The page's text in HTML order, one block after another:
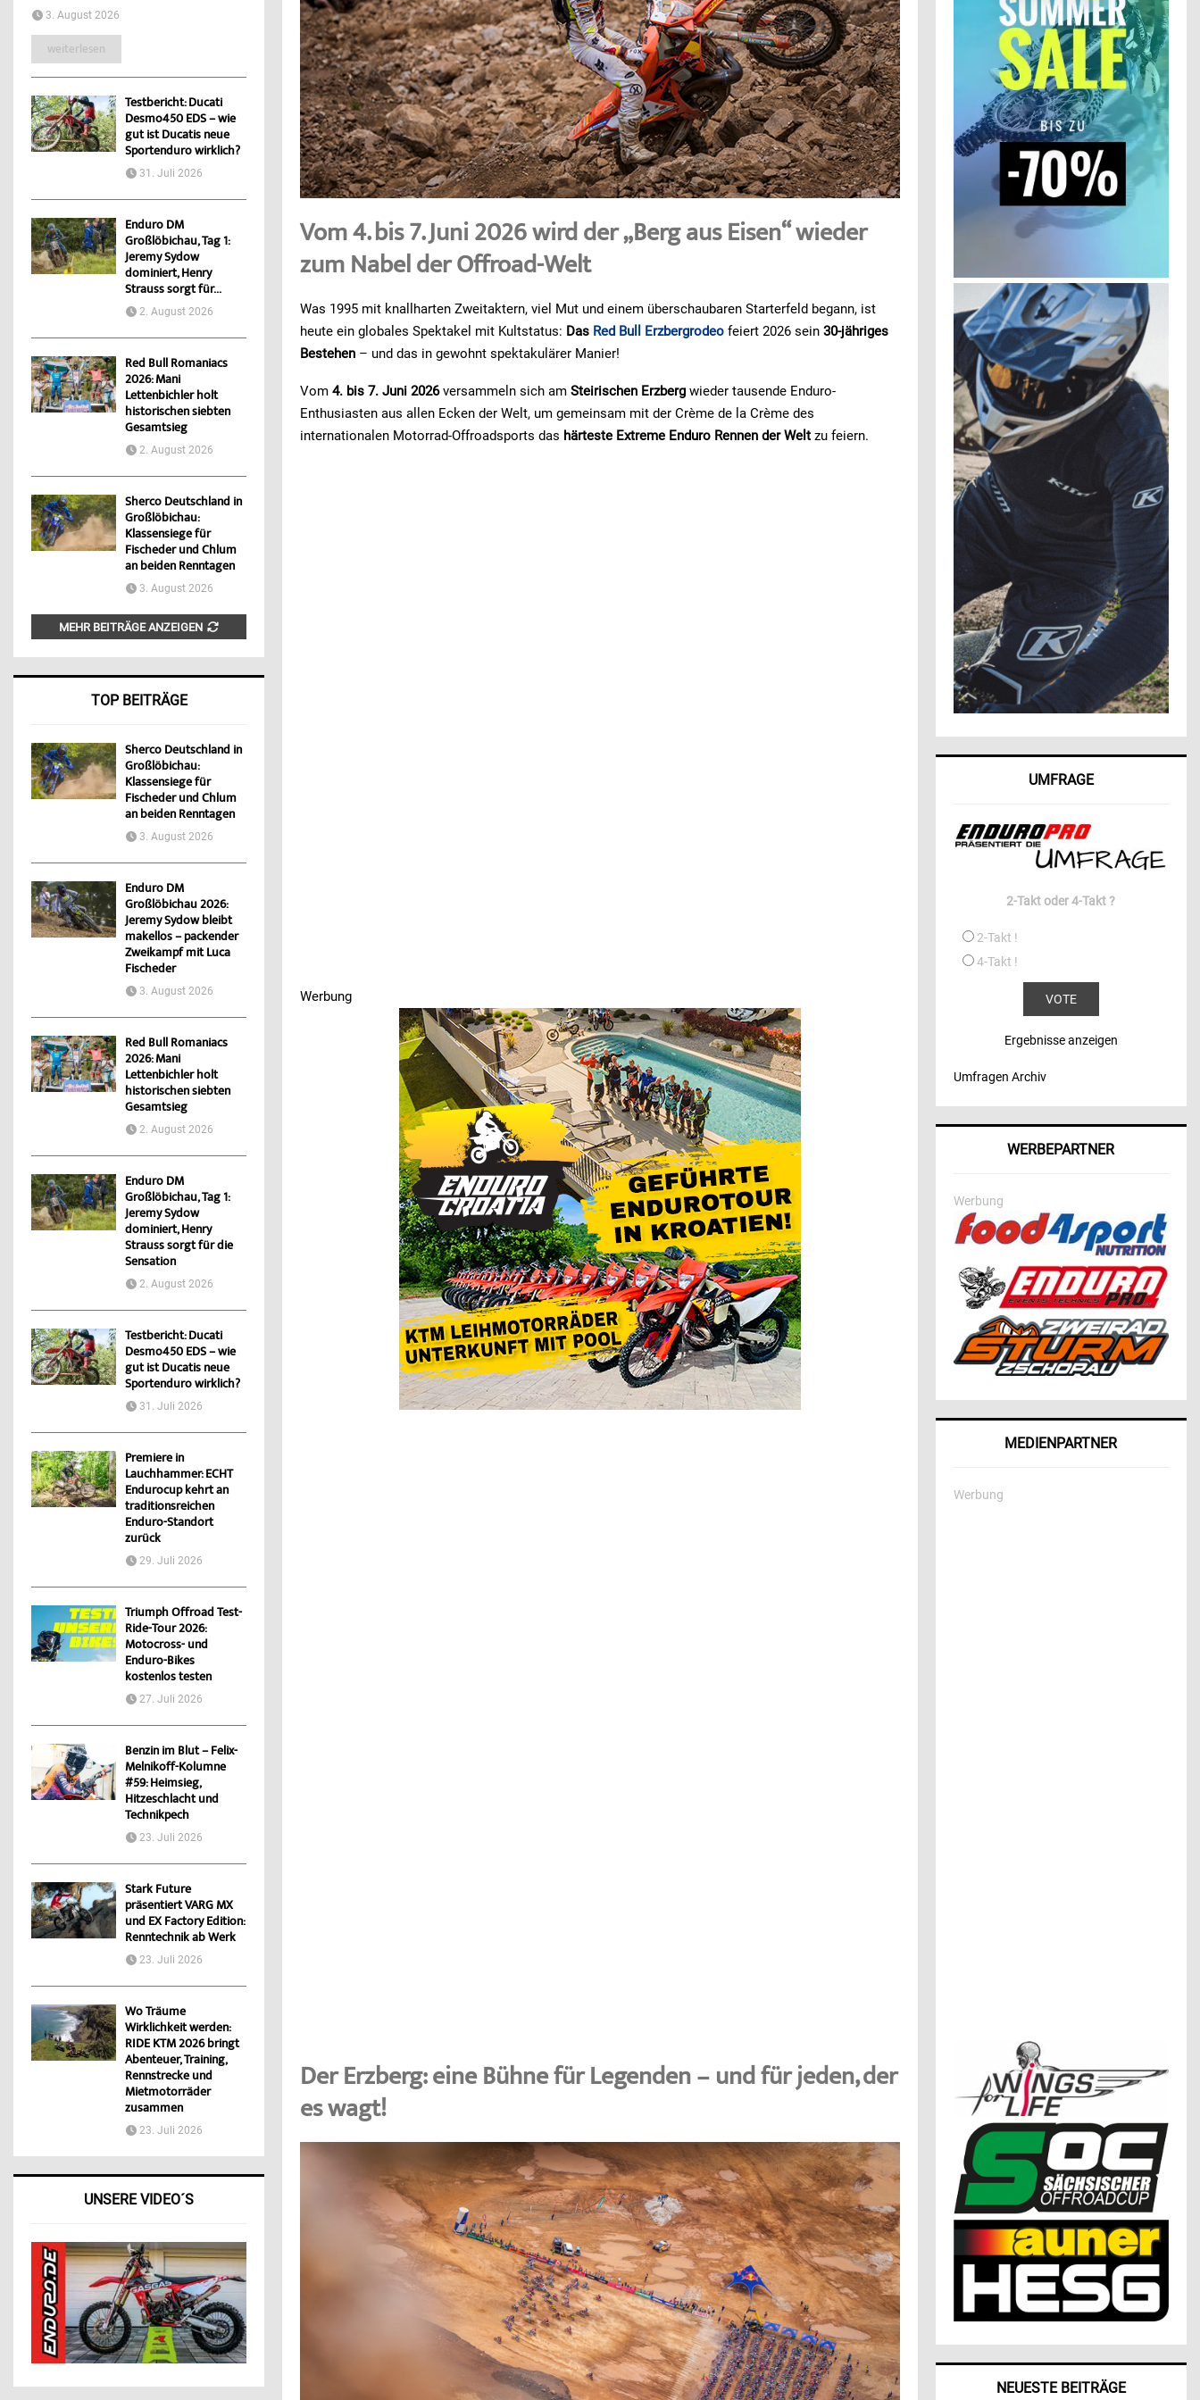
Vom 4. bis 7. Juni 2026 wird der „Berg aus Eisen“ wieder
zum Nabel der Offroad-Welt
Was 1995 mit knallharten Zweitaktern, viel Mut und einem überschaubaren Starterfeld begann, ist
heute ein globales Spektakel mit Kultstatus: Das Red Bull Erzbergrodeo feiert 2026 sein30-jähriges
Bestehen – und das in gewohnt spektakulärer Manier!
Vom4. bis 7. Juni 2026versammeln sich amSteirischen Erzberg wieder tausende Enduro-
Enthusiasten aus allen Ecken der Welt, um gemeinsam mit der Crème de la Crème des
internationalen Motorrad-Offroadsports das härteste Extreme Enduro Rennen der Welt zu feiern.
Werbung
Der Erzberg: eine Bühne für Legenden – und für jeden, der
es wagt!
Werbung
3. August 2026
weiterlesen
Testbericht: Ducati
Desmo450 EDS – wie
gut ist Ducatis neue
Sportenduro wirklich?
31. Juli 2026
Enduro DM
Großlöbichau, Tag 1:
Jeremy Sydow
dominiert, Henry
Strauss sorgt für...
2. August 2026
Red Bull Romaniacs
2026: Mani
Lettenbichler holt
historischen siebten
Gesamtsieg
2. August 2026
Sherco Deutschland in
Großlöbichau:
Klassensiege für
Fischeder und Chlum
an beiden Renntagen
3. August 2026
MEHR BEITRÄGE ANZEIGEN
TOP BEITRÄGE
Sherco Deutschland in
Großlöbichau:
Klassensiege für
Fischeder und Chlum
an beiden Renntagen
3. August 2026
Enduro DM
Großlöbichau 2026:
Jeremy Sydow bleibt
makellos – packender
Zweikampf mit Luca
Fischeder
3. August 2026
Red Bull Romaniacs
2026: Mani
Lettenbichler holt
historischen siebten
Gesamtsieg
2. August 2026
Enduro DM
Großlöbichau, Tag 1:
Jeremy Sydow
dominiert, Henry
Strauss sorgt für die
Sensation
2. August 2026
Testbericht: Ducati
Desmo450 EDS – wie
gut ist Ducatis neue
Sportenduro wirklich?
31. Juli 2026
Premiere in
Lauchhammer: ECHT
Endurocup kehrt an
traditionsreichen
Enduro-Standort
zurück
29. Juli 2026
Triumph Offroad Test-
Ride-Tour 2026:
Motocross- und
Enduro-Bikes
kostenlos testen
27. Juli 2026
Benzin im Blut – Felix-
Melnikoff-Kolumne
#59: Heimsieg,
Hitzeschlacht und
Technikpech
23. Juli 2026
Stark Future
präsentiert VARG MX
und EX Factory Edition:
Renntechnik ab Werk
23. Juli 2026
Wo Träume
Wirklichkeit werden:
RIDE KTM 2026 bringt
Abenteuer, Training,
Rennstrecke und
Mietmotorräder
zusammen
23. Juli 2026
UNSERE VIDEO´S
UMFRAGE
2-Takt oder 4-Takt ?
2-Takt !
4-Takt !
Ergebnisse anzeigen
Umfragen Archiv
WERBEPARTNER
Werbung
MEDIENPARTNER
Werbung
NEUESTE BEITRÄGE